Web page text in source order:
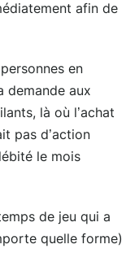
afin de
en
demande aux
là où l’achat
pas d’action
le mois
de jeu qui a
quelle forme)